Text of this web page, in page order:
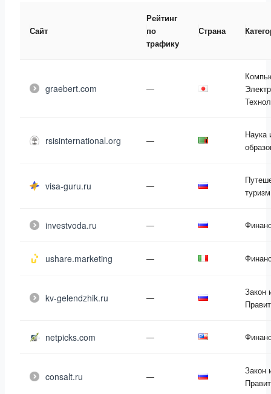
Сайт
Рейтинг
по
трафику
Страна
graebert.com —
rsisinternational.org —
Наука
visa-guru.ru —
туризм
investvoda.ru —
ushare.marketing —
kv-gelendzhik.ru —
Закон
netpicks.com —
consalt.ru —
Закон